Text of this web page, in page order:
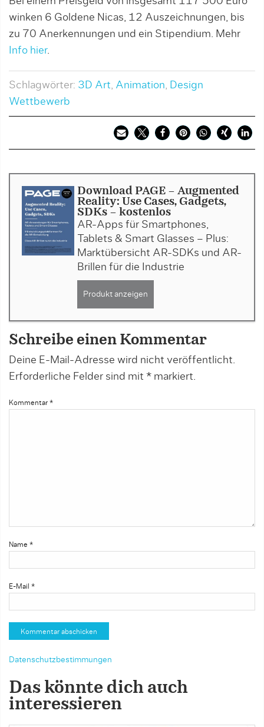
winken 6 Goldene Nicas, 12 Auszeichnungen, bis
zu 70 Anerkennungen und ein Stipendium. Mehr
Info hier.
Schlagwörter: 3D Art Animation
Design
Wettbewerb
Download PAGE - Augmented
Reality: Use Cases, Gadgets,
SDKs - kostenlos
AR-Apps für Smartphones,
Tablets & Smart Glas­ses – Plus:
Marktübersicht AR-SDKs und AR-
Brillen für die Industrie
Produkt anzeigen
Schreibe einen Kommentar
Deine E-Mail-Adresse wird nicht veröffentlicht.
Erforderliche Felder sind mit * markiert.
Kommentar *
Name *
E-Mail *
Datenschutzbestimmungen
Das könnte dich auch
interessieren